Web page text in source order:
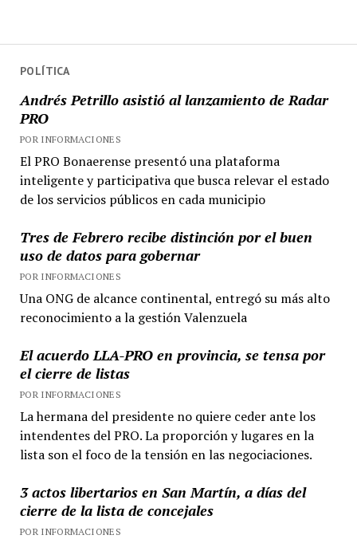
POLÍTICA
Andrés Petrillo asistió al lanzamiento de Radar
PRO
POR INFORMACIONES
El PRO Bonaerense presentó una plataforma
inteligente y participativa que busca relevar el estado
de los servicios públicos en cada municipio
Tres de Febrero recibe distinción por el buen
uso de datos para gobernar
POR INFORMACIONES
Una ONG de alcance continental, entregó su más alto
reconocimiento a la gestión Valenzuela
El acuerdo LLA-PRO en provincia, se tensa por
el cierre de listas
POR INFORMACIONES
La hermana del presidente no quiere ceder ante los
intendentes del PRO. La proporción y lugares en la
lista son el foco de la tensión en las negociaciones.
3 actos libertarios en San Martín, a días del
cierre de la lista de concejales
POR INFORMACIONES